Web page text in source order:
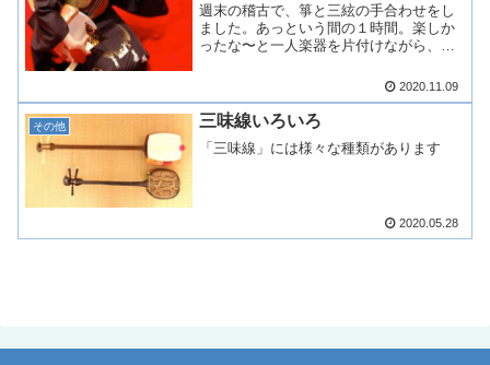
週末の稽古で、箏と三絃の手合わせをし
ました。あっという間の１時間。楽しか
ったな〜と一人楽器を片付けながら、ふ
2020.11.09
その他 三味線いろいろ
「三味線」には様々な種類があります
2020.05.28